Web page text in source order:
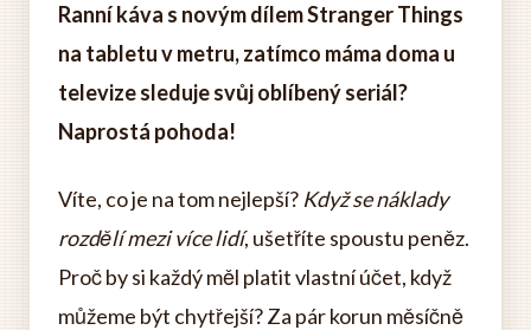
Ranní káva s novým dílem Stranger Things
na tabletu v metru, zatímco máma doma u
televize sleduje svůj oblíbený seriál?
Naprostá pohoda!
Víte, co je na tom nejlepší? Když se náklady
rozdělí mezi více lidí, ušetříte spoustu peněz.
Proč by si každý měl platit vlastní účet, když
můžeme být chytřejší? Za pár korun měsíčně